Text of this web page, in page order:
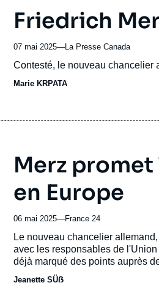
Friedrich
07 mai 2025—Nom
journal,
revue
La Presse Canada
Accroche
Contesté, le nouveau chancelier
Marie KRPATA
Merz
en Europe
06 mai 2025—Nom
du
journal,
revue
ou
France 24
Accroche
Le nouveau chancelier
avec les responsables de
déjà marqué des points auprès
européennes pour permettre
Jeanette SÜẞ